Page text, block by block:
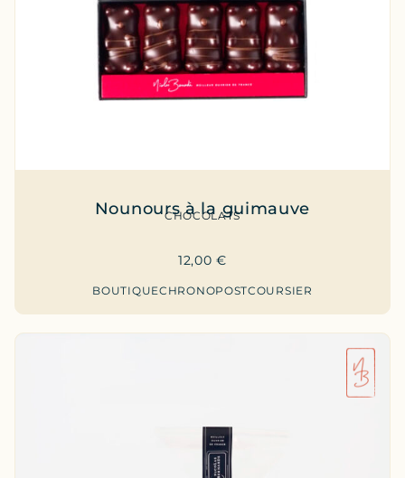
Nounours à la guimauve
CHOCOLATS
12,00€
BOUTIQUECHRONOPOSTCOURSIER